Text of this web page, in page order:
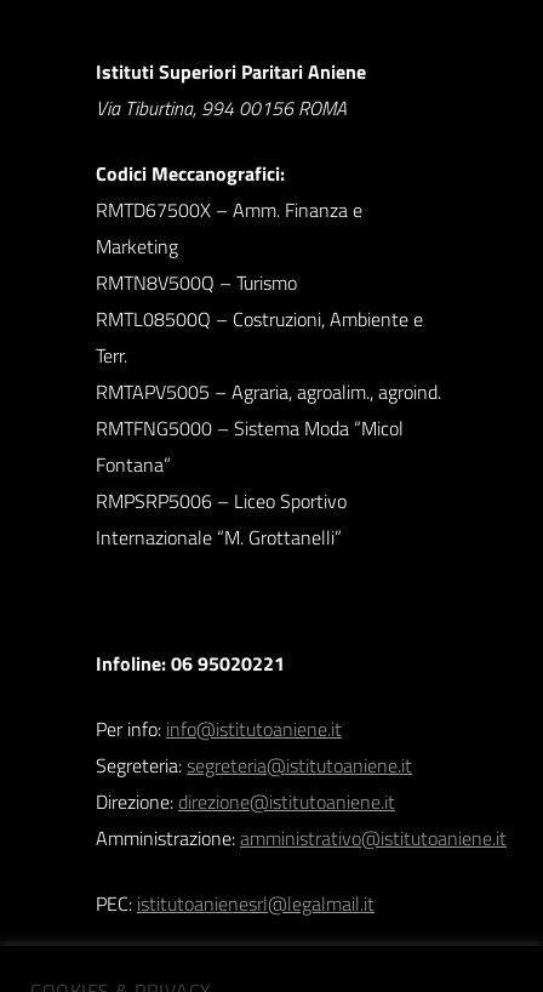
Istituti Superiori Paritari Aniene
Via Tiburtina, 994 00156 ROMA
Codici Meccanografici:
RMTD67500X – Amm. Finanza e
Marketing
RMTN8V500Q – Turismo
RMTL08500Q – Costruzioni, Ambiente e
Terr.
RMTAPV5005 – Agraria, agroalim., agroind.
RMTFNG5000 – Sistema Moda “Micol
Fontana”
RMPSRP5006 – Liceo Sportivo
Internazionale “M. Grottanelli”
Infoline: 06 95020221
Per info: info@istitutoaniene.it
Segreteria:segreteria@istitutoaniene.it
Direzione: direzione@istitutoaniene.it
Amministrazione:amministrativo@istitutoaniene.it
PEC: istitutoanienesrl@legalmail.it